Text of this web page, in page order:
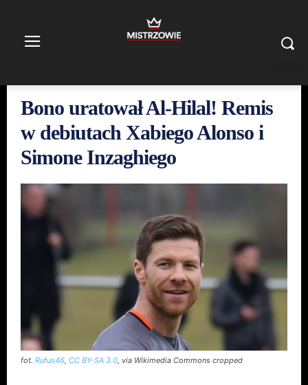
Bono uratował Al-Hilal! Remis
w debiutach Xabiego Alonso i
Simone Inzaghiego
fot. Rufus46, CC BY-SA 3.0, via Wikimedia Commons cropped